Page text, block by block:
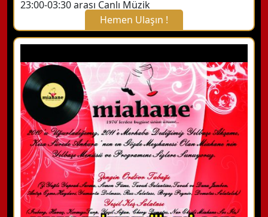
23:00-03:30 arası Canlı Müzik
Hemen Ulaşın !
X Kapat
WhatsApp ile Bilgi Alın
Hemen Arayın
Detaylı Bilgi Alın